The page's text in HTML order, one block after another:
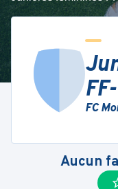
FC
Aucun